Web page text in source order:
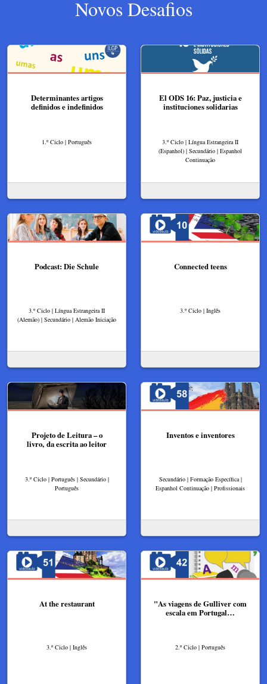
Novos Desafios
Determinantes artigos
definidos e indefinidos
1.º Ciclo | Português
El ODS 16: Paz, justicia e
instituciones solidarias
3.º Ciclo | Língua Estrangeira II
(Espanhol) | Secundário | Espanhol
Continuação
Podcast: Die Schule
3.º Ciclo | Língua Estrangeira II
(Alemão) | Secundário | Alemão Iniciação
Connected teens
3.º Ciclo | Inglês
Projeto de Leitura – o
livro, da escrita ao leitor
3.º Ciclo | Português | Secundário |
Português
Inventos e inventores
Secundário | Formação Específica |
Espanhol Continuação | Profissionais
At the restaurant
3.º Ciclo | Inglês
"As viagens de Gulliver com
escala em Portugal…
2.º Ciclo | Português